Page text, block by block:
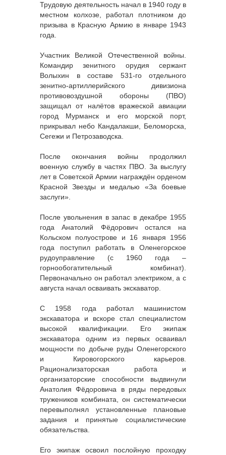
Трудовую деятельность начал в 1940 году в
местном колхозе, работал плотником до
призыва в Красную Армию в январе 1943
года.
Участник Великой Отечественной войны.
Командир зенитного орудия сержант
Волыхин в составе 531-го отдельного
зенитно-артиллерийского дивизиона
противовоздушной обороны (ПВО)
защищал от налётов вражеской авиации
город Мурманск и его морской порт,
прикрывал небо Кандалакши, Беломорска,
Сегежи и Петрозаводска.
После окончания войны продолжил
военную службу в частях ПВО. За выслугу
лет в Советской Армии награждён орденом
Красной Звезды и медалью «За боевые
заслуги».
После увольнения в запас в декабре 1955
года Анатолий Фёдорович остался на
Кольском полуострове и 16 января 1956
года поступил работать в Оленегорское
рудоуправление (с 1960 года –
горнообогатительный комбинат).
Первоначально он работал электриком, а с
августа начал осваивать экскаватор.
С 1958 года работал машинистом
экскаватора и вскоре стал специалистом
высокой квалификации. Его экипаж
экскаватора одним из первых осваивал
мощности по добыче руды Оленегорского
и Кировогорского карьеров.
Рационализаторская работа и
организаторские способности выдвинули
Анатолия Фёдоровича в ряды передовых
тружеников комбината, он систематически
перевыполнял установленные плановые
задания и принятые социалистические
обязательства.
Его экипаж освоил послойную проходку